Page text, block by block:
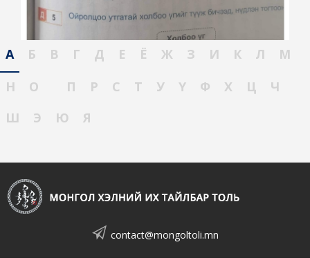
А Б В Г Д Е Ё Ж З И К Л
М
Н
О П Р С Т У Ү Ф Х Ц
Ч
Ш
Э Ю Я
contact@mongoltoli.mn